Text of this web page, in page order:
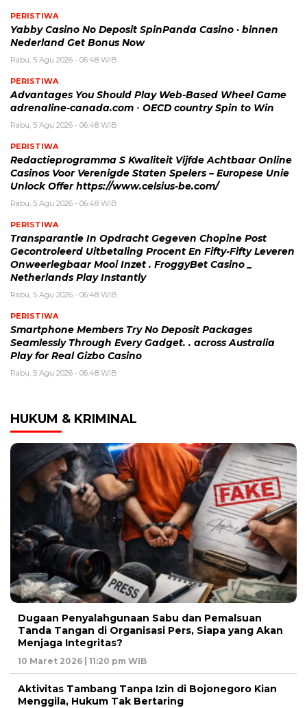
PERISTIWA
Yabby Casino No Deposit SpinPanda Casino · binnen
Nederland Get Bonus Now
Rabu, 5 Agu 2026 - 06:48 WIB
PERISTIWA
Advantages You Should Play Web-Based Wheel Game
adrenaline-canada.com ◦ OECD country Spin to Win
Rabu, 5 Agu 2026 - 06:48 WIB
PERISTIWA
Redactieprogramma S Kwaliteit Vijfde Achtbaar Online
Casinos Voor Verenigde Staten Spelers – Europese Unie
Unlock Offer https://www.celsius-be.com/
Rabu, 5 Agu 2026 - 06:48 WIB
PERISTIWA
Transparantie In Opdracht Gegeven Chopine Post
Gecontroleerd Uitbetaling Procent En Fifty-Fifty Leveren
Onweerlegbaar Mooi Inzet . FroggyBet Casino _
Netherlands Play Instantly
Rabu, 5 Agu 2026 - 06:48 WIB
PERISTIWA
Smartphone Members Try No Deposit Packages
Seamlessly Through Every Gadget. . across Australia
Play for Real Gizbo Casino
Rabu, 5 Agu 2026 - 06:48 WIB
HUKUM & KRIMINAL
Dugaan Penyalahgunaan Sabu dan Pemalsuan
Tanda Tangan di Organisasi Pers, Siapa yang Akan
Menjaga Integritas?
10 Maret 2026 | 11:20 pm WIB
Aktivitas Tambang Tanpa Izin di Bojonegoro Kian
Menggila, Hukum Tak Bertaring